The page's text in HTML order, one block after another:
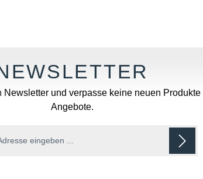
Newsletter und verpasse keine neuen Produkte
Angebote.